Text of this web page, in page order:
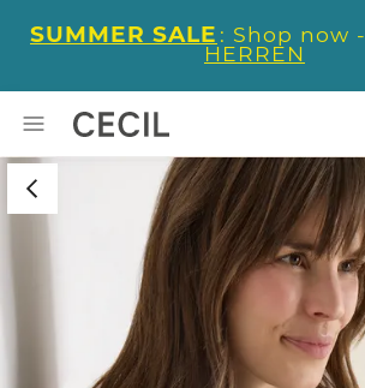
SUMMER SALE : Shop now -
HERREN